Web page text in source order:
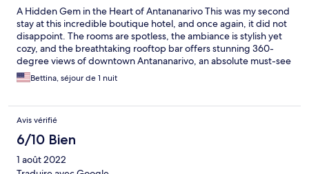
A Hidden Gem in the Heart of Antananarivo This was my second
stay at this incredible boutique hotel, and once again, it did not
disappoint. The rooms are spotless, the ambiance is stylish yet
cozy, and the breathtaking rooftop bar offers stunning 360-
degree views of downtown Antananarivo, an absolute must-see
at sunset. The staff were exceptionally warm and welcoming,
effortlessly communicating in both English and French, which
hotel is ideally located next to one of the best dessert shops and
a fantastic French restaurant, making it perfect for food lovers. If
you’re looking for charm, comfort, and convenience all in one,
this is hands down one of the best boutique hotels in
Madagascar. I can’t wait to return!
Bettina, séjour de 1 nuit
Avis vérifié
6/10 Bien
1 août 2022